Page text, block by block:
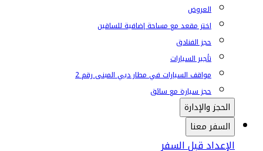
العروض
اختر مقعد مع مساحة إضافية للساقين
حجز الفنادق
تأجير السيارات
مواقف السيارات في مطار دبي المبنى رقم 2
حجز سيارة مع سائق
الحجز والإدارة
السفر معنا
الإعداد قبل السفر